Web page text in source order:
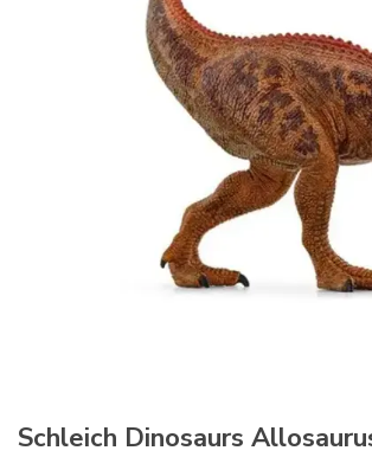
Schleich Dinosaurs